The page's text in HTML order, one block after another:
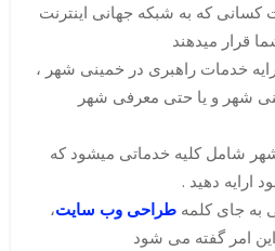
که به شبکه جهانی اینترنت
قرار میدهند
خدمات راهبری در خمینی شهر ،
شهر و یا حتی معرفی شهر
شامل کلیه خدماتی میشود که
ارایه دهید .
به جای کلمه طراحی وب سایت،
این امر گفته می شود